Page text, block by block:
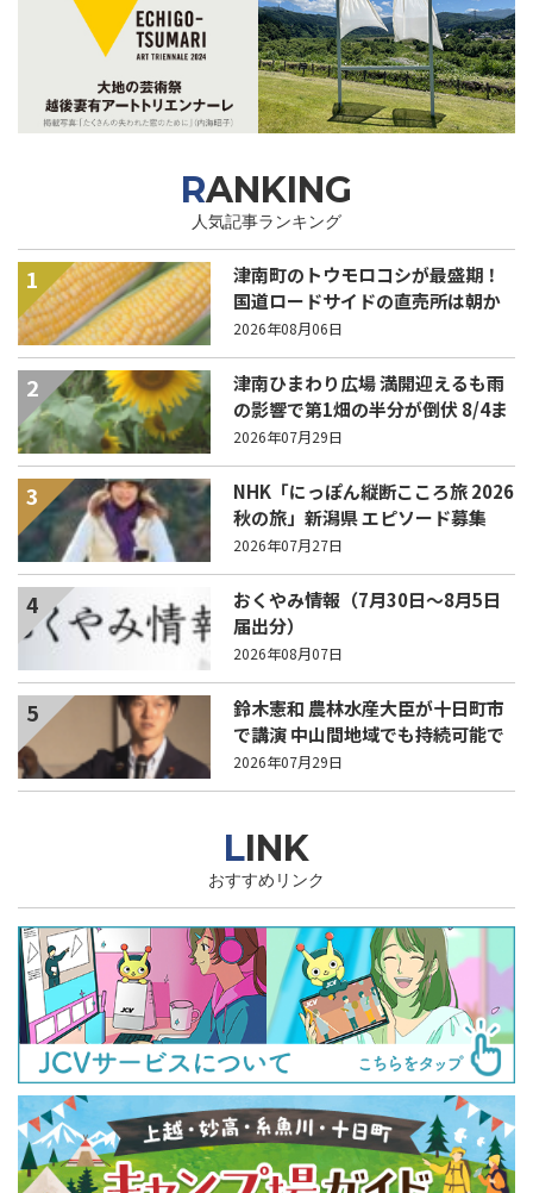
RANKING
人気記事ランキング
1
津南町のトウモロコシが最盛期！
国道ロードサイドの直売所は朝か
ら長い列！
2026年08月06日
2
津南ひまわり広場 満開迎えるも雨
の影響で第1畑の半分が倒伏 8/4ま
で駐車場を無料開放
2026年07月29日
3
NHK「にっぽん縦断こころ旅 2026
秋の旅」新潟県 エピソード募集
中！
2026年07月27日
4
おくやみ情報（7月30日～8月5日
届出分）
2026年08月07日
5
鈴木憲和 農林水産大臣が十日町市
で講演 中山間地域でも持続可能で
稼げる農業とは？
2026年07月29日
LINK
おすすめリンク